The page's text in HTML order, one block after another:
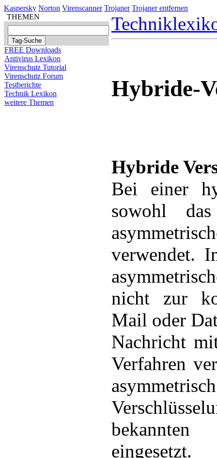
Kaspersky Norton Virenscanner Trojaner Trojaner entfernen
THEMEN
FREE Downloads
Antivirus Lexikon
Virenschutz Tutorial
Virenschutz Forum
Testberichte
Technik Lexikon
weitere Themen
Hybride-
Hybride
Bei einer
sowohl
verwendet.
nicht zur
Mail oder
Nachricht
Verfahren
eingesetzt.